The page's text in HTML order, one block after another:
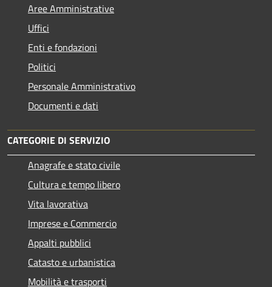
Aree Amministrative
Uffici
Enti e fondazioni
Politici
Personale Amministrativo
Documenti e dati
CATEGORIE DI SERVIZIO
Anagrafe e stato civile
Cultura e tempo libero
Vita lavorativa
Imprese e Commercio
Appalti pubblici
Catasto e urbanistica
Mobilità e trasporti